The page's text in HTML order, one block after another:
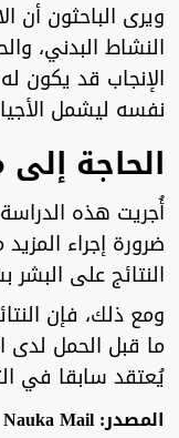
ويرى الباحثون أن
النشاط البدني،
الإنجاب قد يكون
نفسه ليشمل
الحاجة
أُجريت هذه
ضرورة إجراء
النتائج على
ومع ذلك، فإن
ما قبل الحمل لدى
يُعتقد سابقا في
المصدر: Nauka Mail